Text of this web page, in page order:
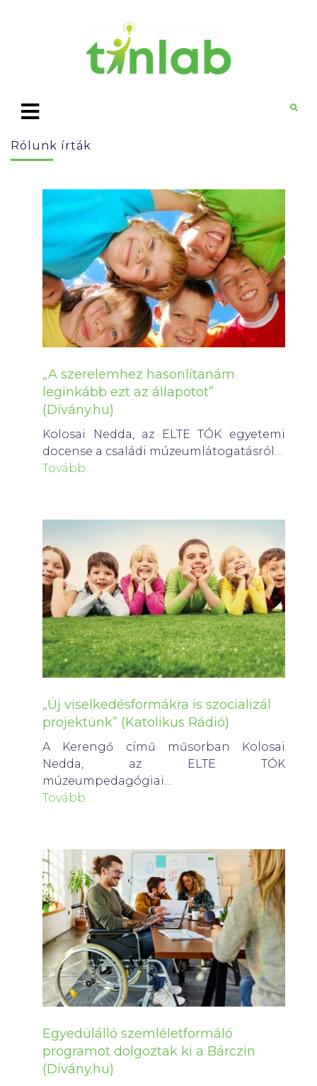
Rólunk írták
„A szerelemhez hasonlítanám
leginkább ezt az állapotot”
(Dívány.hu)
Kolosai Nedda, az ELTE TÓK egyetemi
docense a családi múzeumlátogatásról…
Tovább…
„Új viselkedésformákra is szocializál
projektünk” (Katolikus Rádió)
A Kerengő című műsorban Kolosai
Nedda, az ELTE TÓK
múzeumpedagógiai…
Tovább…
Egyedülálló szemléletformáló
programot dolgoztak ki a Bárczin
(Dívány.hu)